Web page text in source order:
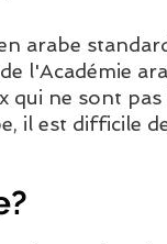
arabe
l'Académie
ne sont pas
il est difficile